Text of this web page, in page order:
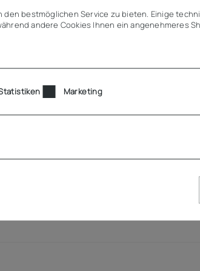
kalter Luft bei Türöffnungen
optimale Hygiene
den bestmöglichen Service zu bieten. Einige
andere Cookies Ihnen ein angenehmeres
Marketing